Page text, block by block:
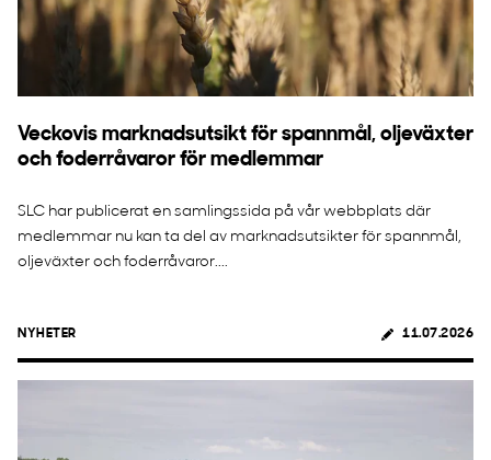
Veckovis marknadsutsikt för spannmål, oljeväxter
och foderråvaror för medlemmar
SLC har publicerat en samlingssida på vår webbplats där
medlemmar nu kan ta del av marknadsutsikter för spannmål,
oljeväxter och foderråvaror....
NYHETER 11.07.2026